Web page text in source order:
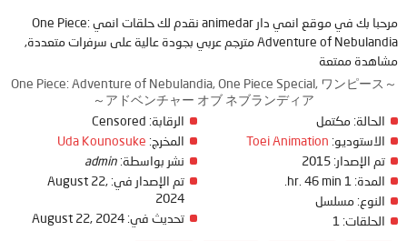
مرحبا بك في موقع انمي دار animedar نقدم لك حلقات انمي One Piece:
Adventure of Nebulandia مترجم عربي بجودة عالية على سرفرات متعددة,
مشاهدة ممتعة
One Piece: Adventure of Nebulandia, One Piece Special, ワンピース～
アドベンチャー オブ ネブランディア～
الحالة: مكتمل
الاستوديو: Toei Animation
تم الإصدار:
المدة:
النوع: مسلسل
الحلقات:
الرقابة:
المخرج: Uda Kounosuke
نشر بواسطة: admin
تم الإصدار في: August 22,
2024
تحديث في: August 22, 2024